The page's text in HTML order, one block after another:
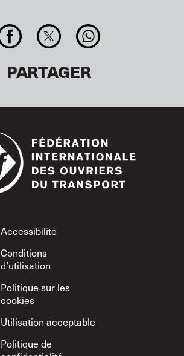
PARTAGER
Footer
Accessibilité
Conditions
d’utilisation
Politique sur les
cookies
Utilisation acceptable
Politique de